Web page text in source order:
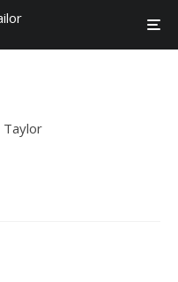
Taylor